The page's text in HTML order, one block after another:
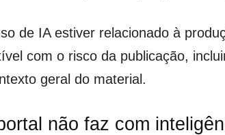
de IA estiver relacionado à
com o risco da publicação,
geral do material.
não faz com